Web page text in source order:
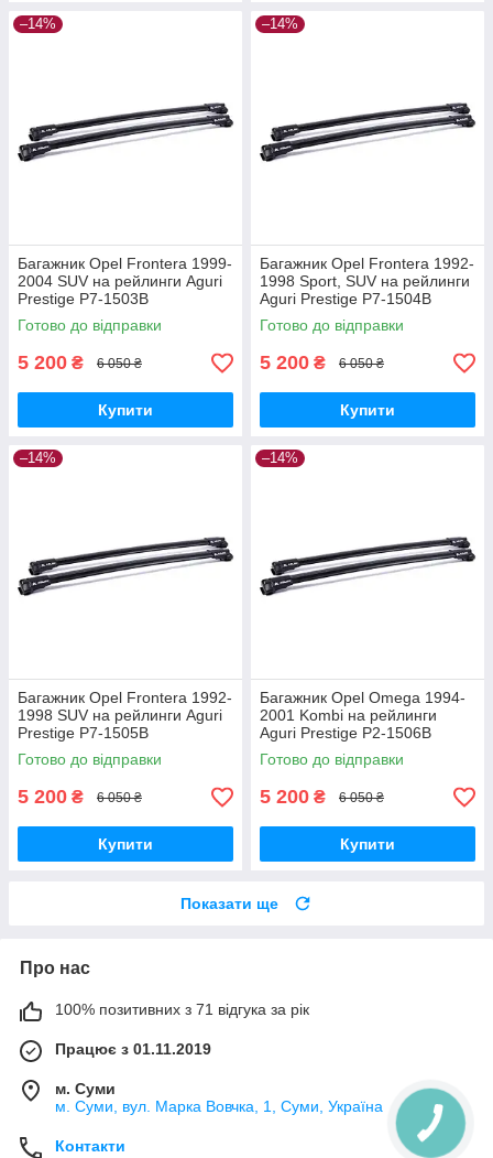
–14%
Багажник Opel Frontera 1999-
2004 SUV на рейлинги Aguri
Prestige P7-1503B
Готово до відправки
5 200 ₴ 6 050 ₴
Купити
–14%
Багажник Opel Frontera 1992-
1998 Sport, SUV на рейлинги
Aguri Prestige P7-1504B
Готово до відправки
5 200 ₴ 6 050 ₴
Купити
–14%
Багажник Opel Frontera 1992-
1998 SUV на рейлинги Aguri
Prestige P7-1505B
Готово до відправки
5 200 ₴ 6 050 ₴
Купити
–14%
Багажник Opel Omega 1994-
2001 Kombi на рейлинги
Aguri Prestige P2-1506B
Готово до відправки
5 200 ₴ 6 050 ₴
Купити
Показати ще
Про нас
100% позитивних з 71 відгука за рік
Працює з 01.11.2019
м. Суми
м. Суми, вул. Марка Вовчка, 1, Суми, Україна
Контакти